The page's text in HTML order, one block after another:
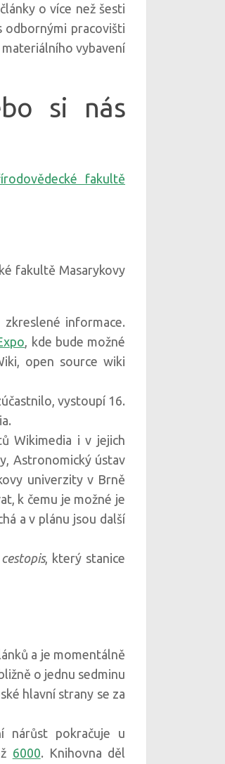
o více než šesti
odbornými pracovišti
vybavení
si nás
fakultě Masarykovy
informace.
, kde bude možné
open source wiki
vystoupí 16.
Wikimedia i v jejich
Astronomický ústav
univerzity v Brně
k čemu je možné je
a v plánu jsou další
, který stanice
a je momentálně
o jednu sedminu
hlavní strany se za
nárůst pokračuje u
6000. Knihovna děl